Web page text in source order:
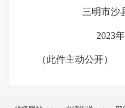
三明市沙县区人
2023年11月
（此件主动公开）